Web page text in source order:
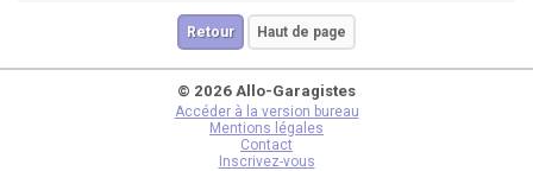
Retour Haut de page
© 2026 Allo-Garagistes
Accéder à la version bureau
Mentions légales
Contact
Inscrivez-vous